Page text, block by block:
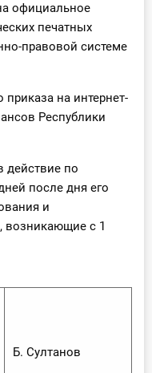
официальное
печатных
правовой системе
на интернет-
Республики
действие по
после дня его
и
возникающие с 1
Б. Султанов